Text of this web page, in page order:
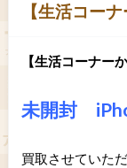
【生活コー
【生活コーナー
未開封
買取させていた